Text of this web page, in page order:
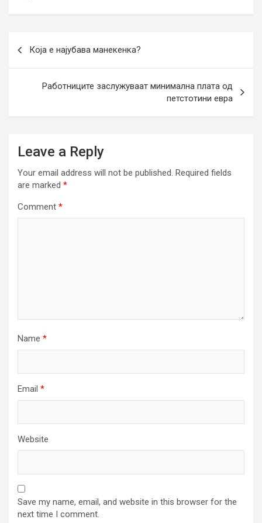
navigation
Која е најубава манекенка?
Работниците заслужуваат минимална плата од
петстотини евра
Leave a Reply
Your email address will not be published. Required fields
are marked *
Comment *
Name *
Email *
Website
Save my name, email, and website in this browser for the
next time I comment.